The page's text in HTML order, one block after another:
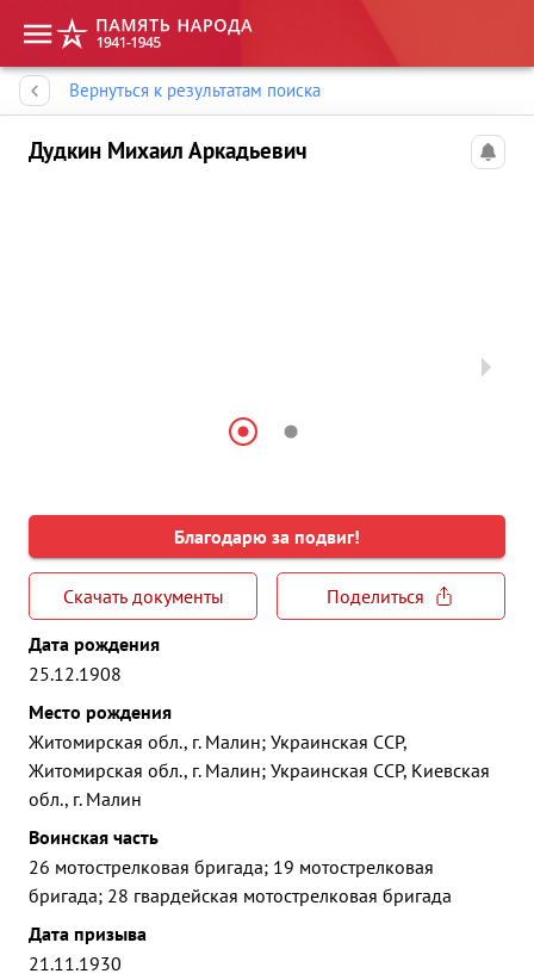
Вернуться к результатам поиска
Дудкин Михаил Аркадьевич
Благодарю за подвиг!
Скачать документы
Поделиться
Дата рождения
25.12.1908
Место рождения
Житомирская обл., г. Малин; Украинская ССР,
Житомирская обл., г. Малин; Украинская ССР, Киевская
обл., г. Малин
Воинская часть
26 мотострелковая бригада; 19 мотострелковая
бригада; 28 гвардейская мотострелковая бригада
Дата призыва
21.11.1930
Память народа